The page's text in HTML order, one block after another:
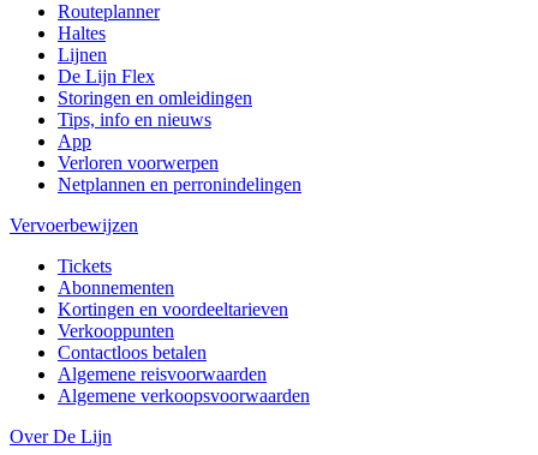
Routeplanner
Haltes
Lijnen
De Lijn Flex
Storingen en omleidingen
Tips, info en nieuws
App
Verloren voorwerpen
Netplannen en perronindelingen
Vervoerbewijzen
Tickets
Abonnementen
Kortingen en voordeeltarieven
Verkooppunten
Contactloos betalen
Algemene reisvoorwaarden
Algemene verkoopsvoorwaarden
Over De Lijn